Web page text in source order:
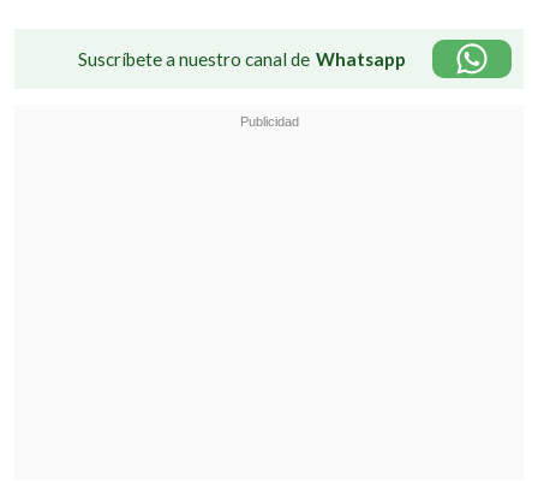
Suscríbete a nuestro canal de Whatsapp